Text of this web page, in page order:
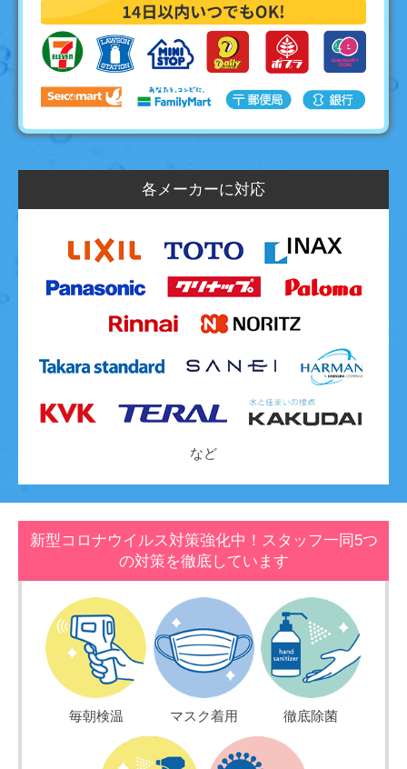
各メーカーに対応
など
新型コロナウイルス対策強化中！スタッフ一同5つ
の対策を徹底しています
毎朝検温 マスク着用 徹底除菌